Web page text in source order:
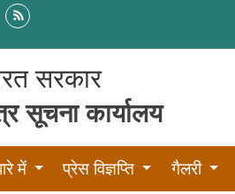
सरकार
सूचना कार्यालय
में प्रेस विज्ञप्ति गैलरी